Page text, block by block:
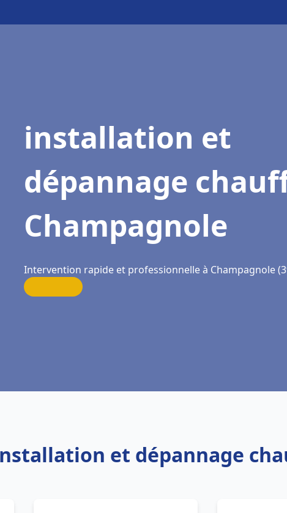
installation et
dépannage
Champagnole
Intervention rapide et professionnelle à Champagnole
et dépannage